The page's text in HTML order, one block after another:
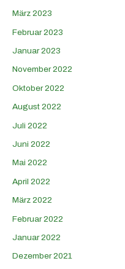
März 2023
Februar 2023
Januar 2023
November 2022
Oktober 2022
August 2022
Juli 2022
Juni 2022
Mai 2022
April 2022
März 2022
Februar 2022
Januar 2022
Dezember 2021